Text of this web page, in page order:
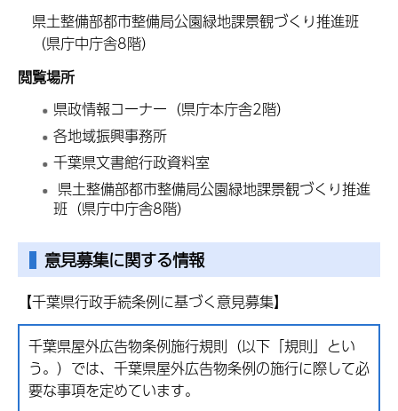
県土整備部都市整備局公園緑地課景観づくり推進班
（県庁中庁舎8階）
閲覧場所
県政情報コーナー（県庁本庁舎2階）
各地域振興事務所
千葉県文書館行政資料室
県土整備部都市整備局公園緑地課景観づくり推進
班（県庁中庁舎8階）
意見募集に関する情報
【千葉県行政手続条例に基づく意見募集】
千葉県屋外広告物条例施行規則（以下「規則」とい
う。）では、千葉県屋外広告物条例の施行に際して必
要な事項を定めています。